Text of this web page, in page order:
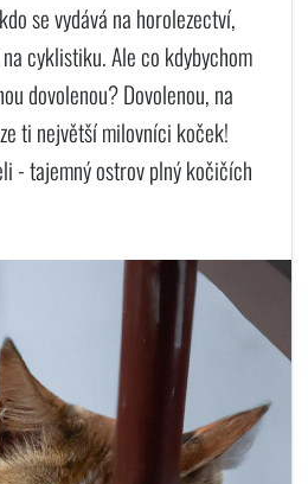
se vydává na horolezectví,
cyklistiku. Ale co kdybychom
dovolenou? Dovolenou, na
ti největší milovníci koček!
- tajemný ostrov plný kočičích